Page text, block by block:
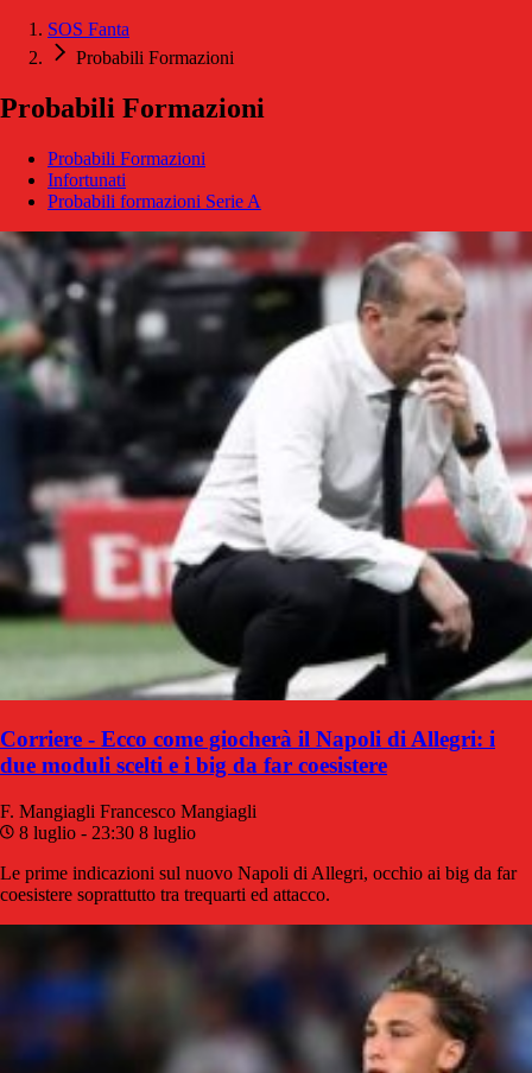
SOS Fanta
Probabili Formazioni
Probabili Formazioni
Probabili Formazioni
Infortunati
Probabili formazioni Serie A
Corriere - Ecco come giocherà il Napoli di Allegri: i
due moduli scelti e i big da far coesistere
F. Mangiagli Francesco Mangiagli
8 luglio - 23:30 8 luglio
Le prime indicazioni sul nuovo Napoli di Allegri, occhio ai big da far
coesistere soprattutto tra trequarti ed attacco.